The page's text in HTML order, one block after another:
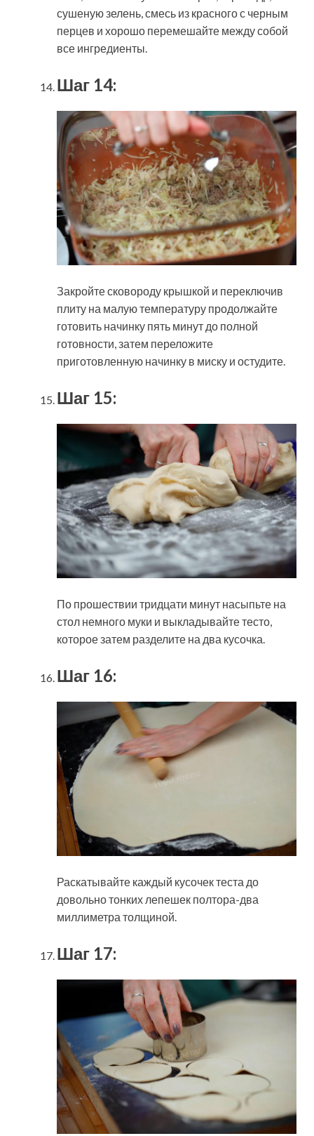
сушеную зелень, смесь из красного с черным
перцев и хорошо перемешайте между собой
все ингредиенты.
Шаг 14:
Закройте сковороду крышкой и переключив
плиту на малую температуру продолжайте
готовить начинку пять минут до полной
готовности, затем переложите
приготовленную начинку в миску и остудите.
Шаг 15:
По прошествии тридцати минут насыпьте на
стол немного муки и выкладывайте тесто,
которое затем разделите на два кусочка.
Шаг 16:
Раскатывайте каждый кусочек теста до
довольно тонких лепешек полтора-два
миллиметра толщиной.
Шаг 17: